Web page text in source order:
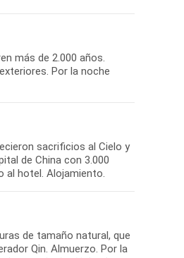
más de 2.000 años.
Por la noche
sacrificios al Cielo y
de China con 3.000
al hotel. Alojamiento.
de tamaño natural, que
Qin. Almuerzo. Por la